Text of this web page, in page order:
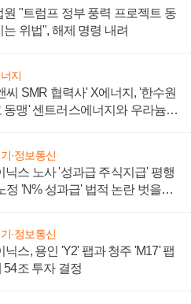
원 "트럼프 정부 풍력 프로젝트 동
는 위법", 해제 명령 내려
지
씨 SMR 협력사' X에너지, '한수원
동맹' 센트러스에너지와 우라늄
·정보통신
닉스 노사 '성과급 주식지급' 평행
정 'N% 성과급' 법적 논란 벗을지
·정보통신
닉스, 용인 'Y2' 팹과 청주 'M17' 팹
54조 투자 결정